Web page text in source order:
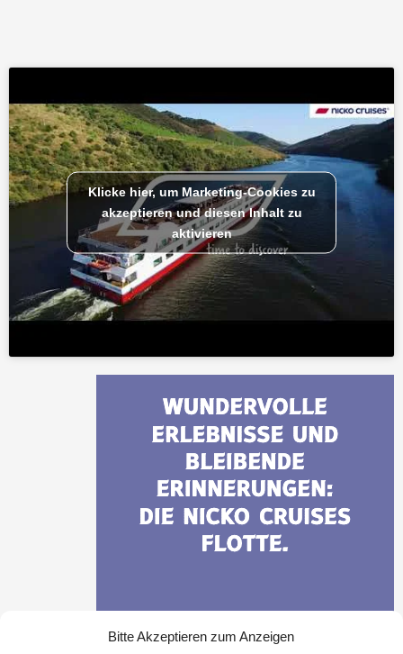
Bitte Akzeptieren zum Anzeigen
Klicke hier, um Marketing-Cookies zu
akzeptieren und diesen Inhalt zu
aktivieren